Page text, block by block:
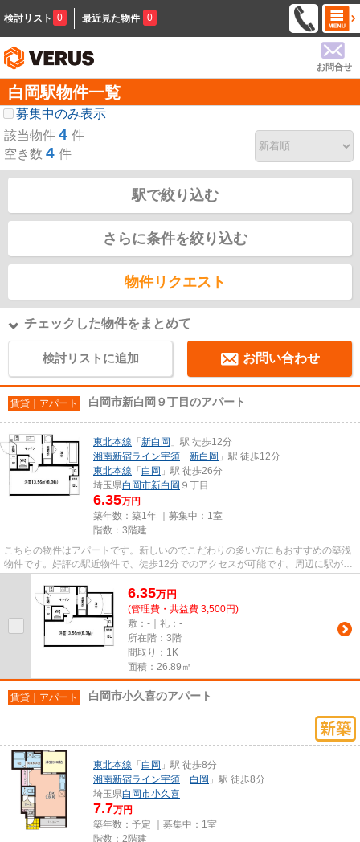
検討リスト 0 最近見た物件 0
お問合せ
白岡駅物件一覧
募集中のみ表示
該当物件 4 件
空き数 4 件
駅で絞り込む
さらに条件を絞り込む
物件リクエスト
チェックした物件をまとめて
検討リストに追加 お問い合わせ
賃貸｜アパート 白岡市新白岡９丁目のアパート
東北本線 「 新白岡 」駅 徒歩12分
湘南新宿ライン宇須 「 新白岡 」駅 徒歩12分
東北本線 「 白岡 」駅 徒歩26分
埼玉県白岡市新白岡 ９丁目
6.35万円
築年数：築1年 ｜募集中： 1室
階数：3階建
こちらの物件はアパートです。新しいのでこだわりの多い方にもおすすめの築浅
物件です。好評の駅近物件で、徒歩12分でのアクセスが可能です。周辺に駅が2
6.35万円
(管理費・共益費 3,500円)
敷：-｜礼：-
所在階：3階
間取り：1K
面積：26.89㎡
賃貸｜アパート 白岡市小久喜のアパート
東北本線 「 白岡 」駅 徒歩8分
湘南新宿ライン宇須 「 白岡 」駅 徒歩8分
埼玉県白岡市小久喜
7.7万円
築年数：予定 ｜募集中： 1室
階数：2階建